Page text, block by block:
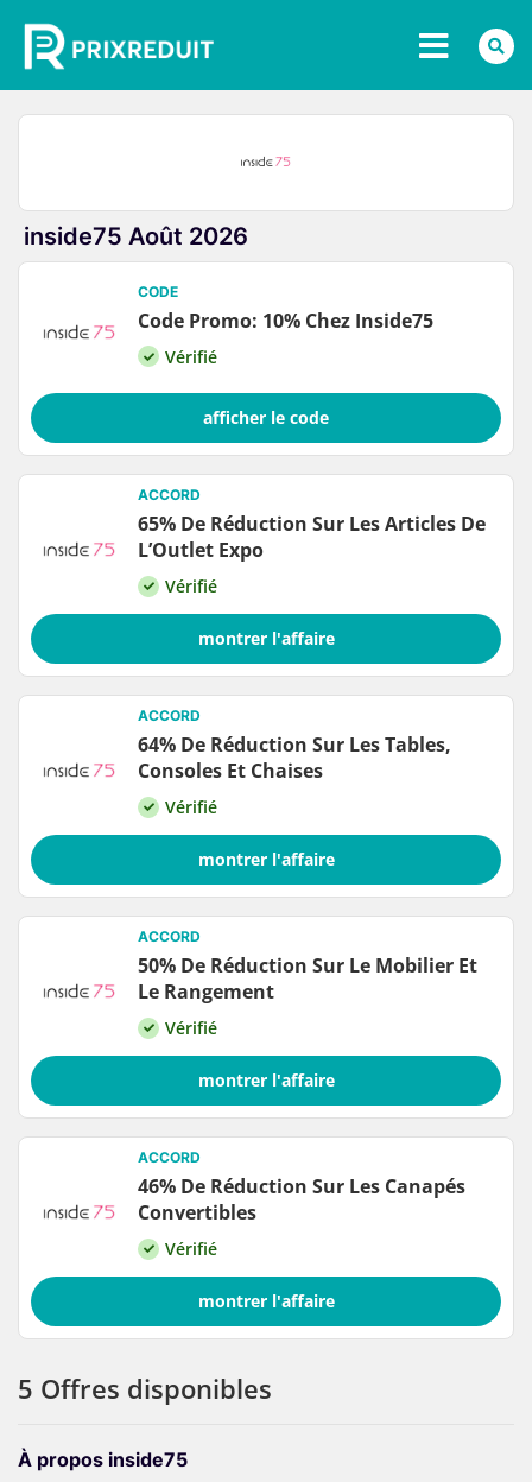
5 Offres disponibles
À propos inside75
inside75 Août 2026
CODE
Code Promo: 10% Chez Inside75
Vérifié
afficher le code
ACCORD
65% De Réduction Sur Les Articles De
L’Outlet Expo
Vérifié
montrer l'affaire
ACCORD
64% De Réduction Sur Les Tables,
Consoles Et Chaises
Vérifié
montrer l'affaire
ACCORD
50% De Réduction Sur Le Mobilier Et
Le Rangement
Vérifié
montrer l'affaire
ACCORD
46% De Réduction Sur Les Canapés
Convertibles
Vérifié
montrer l'affaire